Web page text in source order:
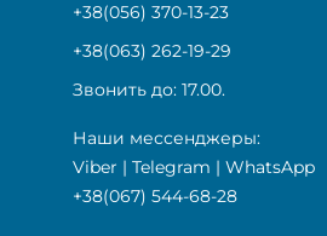
+38(056) 370-13-23
+38(063) 262-19-29
Звонить до: 17.00.
Наши мессенджеры:
Viber | Telegram | WhatsApp
+38(067) 544-68-28